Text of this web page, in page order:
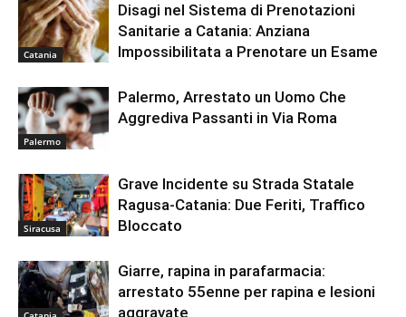
Catania
Disagi nel Sistema di Prenotazioni
Sanitarie a Catania: Anziana
Impossibilitata a Prenotare un Esame
Palermo
Palermo, Arrestato un Uomo Che
Aggrediva Passanti in Via Roma
Siracusa
Grave Incidente su Strada Statale
Ragusa-Catania: Due Feriti, Traffico
Bloccato
Giarre, rapina in parafarmacia:
arrestato 55enne per rapina e lesioni
aggravate